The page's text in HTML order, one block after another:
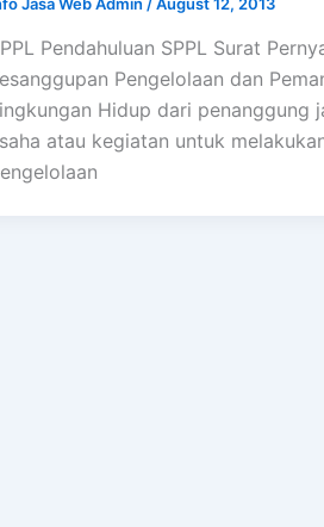
Pendahuluan SPPL Surat
Pengelolaan dan
Hidup dari penanggung
atau kegiatan untuk